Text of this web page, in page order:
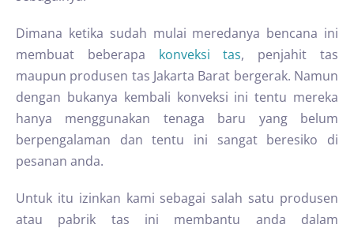
Dimana ketika sudah mulai meredanya bencana ini
membuat beberapa konveksi tas, penjahit tas
maupun produsen tas Jakarta Barat bergerak. Namun
dengan bukanya kembali konveksi ini tentu mereka
hanya menggunakan tenaga baru yang belum
berpengalaman dan tentu ini sangat beresiko di
pesanan anda.
Untuk itu izinkan kami sebagai salah satu produsen
atau pabrik tas ini membantu anda dalam